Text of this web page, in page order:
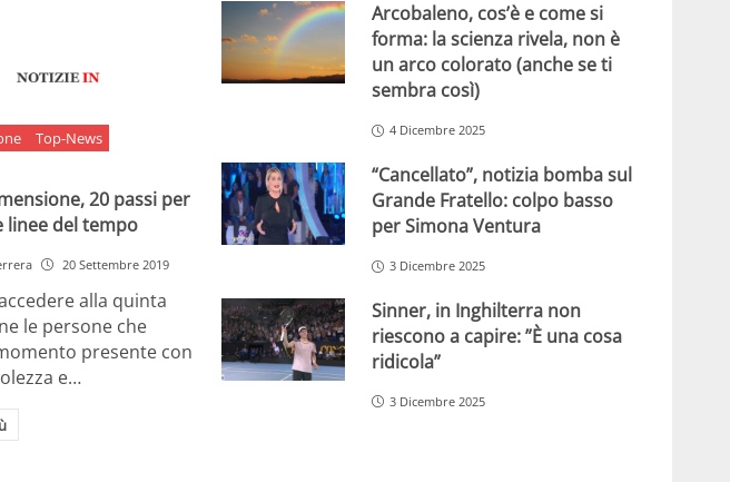
Top-News
20 passi per
linee del tempo
20 Settembre 2019
alla quinta
le persone che
presente con
e…
Arcobaleno, cos’è e come si
forma: la scienza rivela, non è
un arco colorato (anche se ti
sembra così)
4 Dicembre 2025
“Cancellato”, notizia bomba sul
Grande Fratello: colpo basso
per Simona Ventura
3 Dicembre 2025
Sinner, in Inghilterra non
riescono a capire: ”È una cosa
ridicola”
3 Dicembre 2025